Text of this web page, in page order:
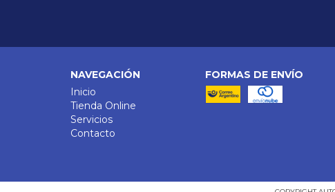
NAVEGACIÓN
Inicio
Tienda Online
Servicios
Contacto
FORMAS DE ENVÍO